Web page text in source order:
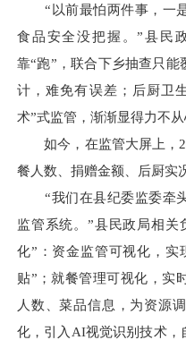
“以前最怕两件事，一是
食品安全没把握。”县民
靠“跑”，联合下乡抽查只
计，难免有误差；后厨卫
术”式监管，渐渐显得力不从
如今，在监管大屏上，
餐人数、捐赠金额、后厨实
“我们在县纪委监委牵头
监管系统。”县民政局相关
化”：资金监管可视化，实
贴”；就餐管理可视化，实
人数、菜品信息，为资源
化，引入AI视觉识别技术，